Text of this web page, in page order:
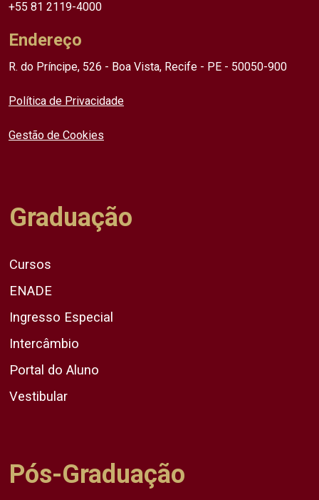
+55 81 2119-4000
Endereço
R. do Príncipe, 526 - Boa Vista, Recife - PE - 50050-900
Política de Privacidade
Gestão de Cookies
Graduação
Cursos
ENADE
Ingresso Especial
Intercâmbio
Portal do Aluno
Vestibular
Pós-Graduação